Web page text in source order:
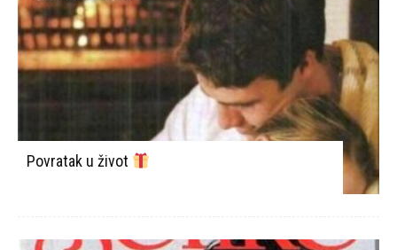
Povratak u život